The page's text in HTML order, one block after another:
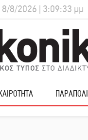
8/8/2026 | 3:09:34 μμ